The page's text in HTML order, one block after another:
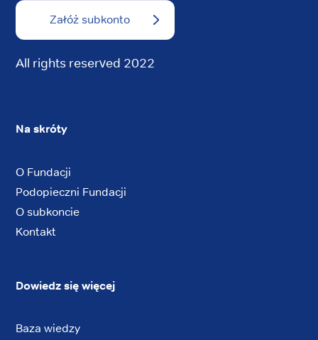
Załóż subkonto
All rights reserved 2022
Na skróty
O Fundacji
Podopieczni Fundacji
O subkoncie
Kontakt
Dowiedz się więcej
Baza wiedzy